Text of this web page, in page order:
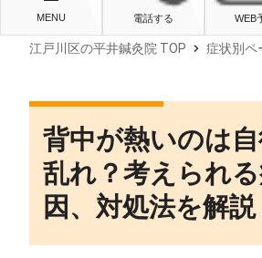
電話する WEB
江戸川区の平井鍼灸院 TOP chevron_right 症状別ペ
背中が熱いのは
乱れ？考えられ
因、対処法を解説